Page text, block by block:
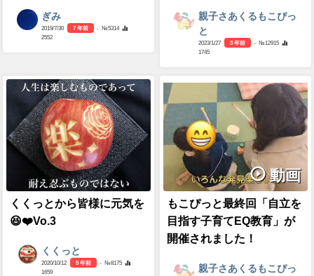
ぎみ
2019/7/30 7 年前
- №5314
2552
親子さあくるもこぴっ
と
2023/1/27 3 年前
- №12915
1745
くくっとから皆様に元気を
😆❤️Vo.3
くくっと
2020/10/12 5 年前
- №8175
1659
動画
もこぴっと最終回「自立を
目指す子育てEQ教育」が
開催されました！
親子さあくるもこぴっ